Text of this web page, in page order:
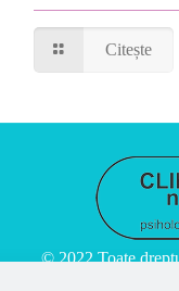
Citește
© 2022 Toate